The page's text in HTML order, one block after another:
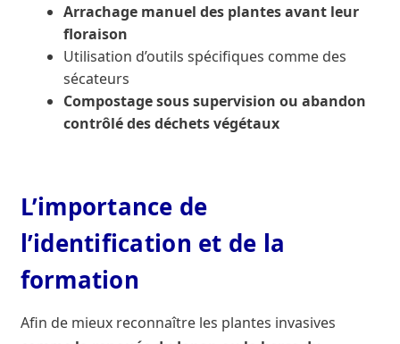
Arrachage manuel des plantes avant leur
floraison
Utilisation d’outils spécifiques comme des
sécateurs
Compostage sous supervision ou abandon
contrôlé des déchets végétaux
L’importance de
l’identification et de la
formation
Afin de mieux reconnaître les plantes invasives